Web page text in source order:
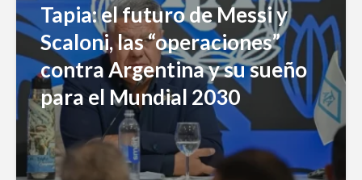
Tapia: el futuro de Messi y
Scaloni, las “operaciones”
contra Argentina y su sueño
para el Mundial 2030